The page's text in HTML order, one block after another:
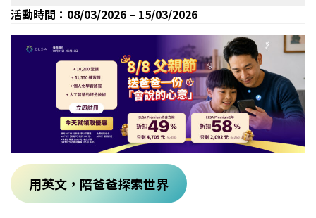
活動時間：08/03/2026 – 15/03/2026
用英文，陪爸爸探索世界